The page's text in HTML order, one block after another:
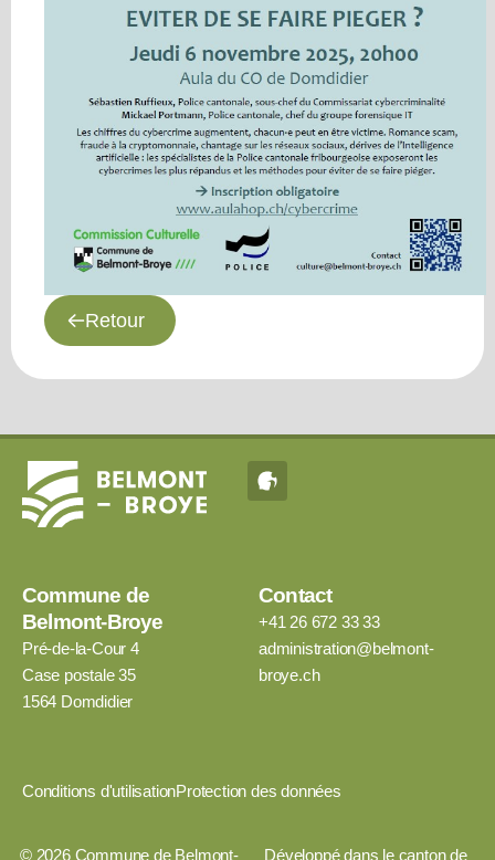
Retour
Commune de
Belmont-Broye
Pré-de-la-Cour 4
Case postale 35
1564 Domdidier
Contact
+41 26 672 33 33
administration@belmont-
broye.ch
Conditions d'utilisationProtection des données
© 2026Commune de Belmont- Développé dans le canton de